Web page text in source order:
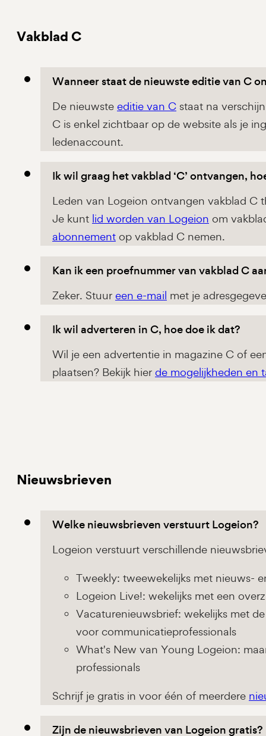
Vakblad C
Wanneer staat de nieuwste editie van C
De nieuwste editie van C staat na
C is enkel zichtbaar op de website als je
ledenaccount.
Ik wil graag het vakblad ‘C’ ontvangen,
Leden van Logeion ontvangen vakblad C
Je kunt lid worden van Logeion om
abonnement op vakblad C nemen.
Kan ik een proefnummer van vakblad C
Zeker. Stuur een e-mail met je
Ik wil adverteren in C, hoe doe ik dat?
Wil je een advertentie in magazine C of
plaatsen? Bekijk hier de mogelijkheden en
Nieuwsbrieven
Welke nieuwsbrieven verstuurt Logeion?
Logeion verstuurt verschillende
Tweekly: tweewekelijks met nieuws-
Logeion Live!: wekelijks met een
Vacaturenieuwsbrief: wekelijks met
voor communicatieprofessionals
What's New van Young Logeion:
professionals
Schrijf je gratis in voor één of meerdere
Zijn de nieuwsbrieven van Logeion gratis?